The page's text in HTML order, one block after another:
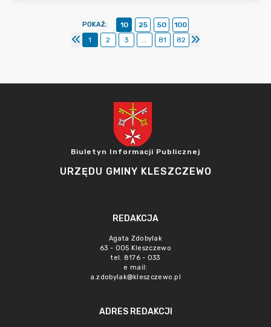
POKAŻ: 10 25 50
100
1
2 3 ... 81 82
Biuletyn Informacji Publicznej
URZĘDU GMINY KLESZCZEWO
REDAKCJA
Agata Zdobylak
63 - 005 Kleszczewo
tel. 8176 - 033
e mail:
a.zdobylak@kleszczewo.pl
ADRES REDAKCJI